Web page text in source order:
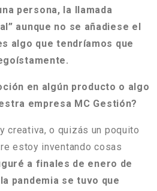
persona, la llamada
aunque no se añadiese el
algo que tendríamos que
en algún producto o algo
empresa MC Gestión?
creativa, o quizás un poquito
estoy inventando cosas
a finales de enero de
pandemia se tuvo que